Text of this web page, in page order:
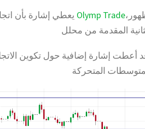
Olymp Trade يعطي إشارة بأن
المقدمة من محلل
المتحركة